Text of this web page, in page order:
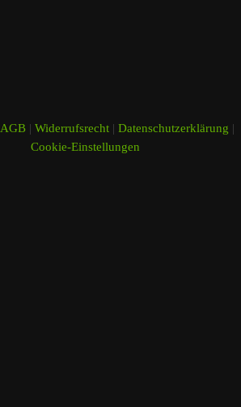
AGB| Widerrufsrecht| Datenschutzerklärung |
Cookie-Einstellungen